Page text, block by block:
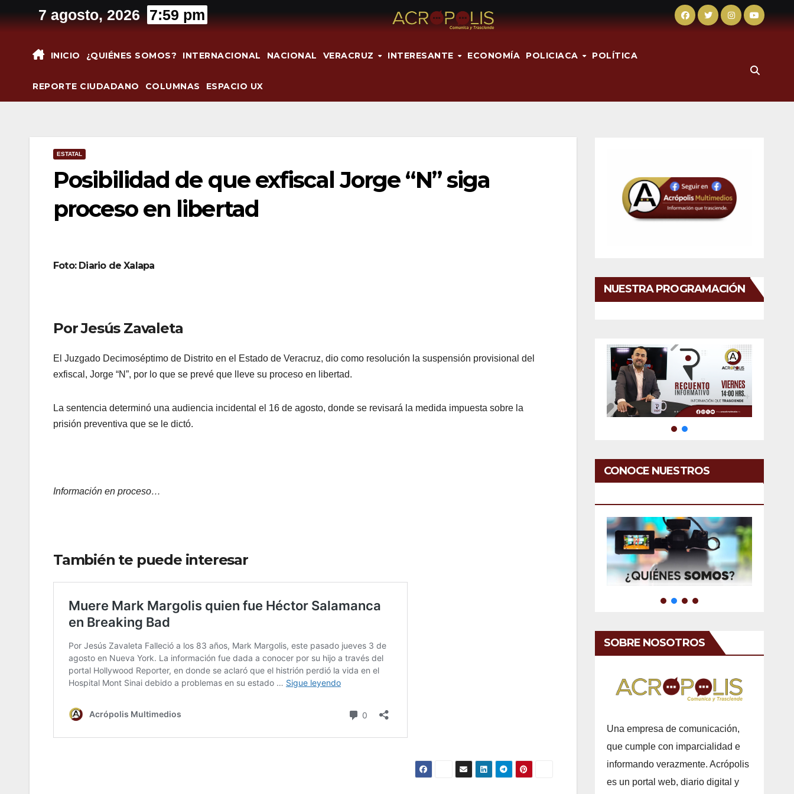
al
7 agosto, 2026 7:59 pm
INICIO ¿QUIÉNES SOMOS? INTERNACIONAL NACIONAL VERACRUZ INTERESANTE ECONOMÍA POLICIACA POLÍTICA
REPORTE CIUDADANO COLUMNAS ESPACIO UX
ESTATAL
Posibilidad de que exfiscal Jorge “N” siga
proceso en libertad
Foto: Diario de Xalapa
Por Jesús Zavaleta
El Juzgado Decimoséptimo de Distrito en el Estado de Veracruz, dio como resolución la suspensión provisional del
exfiscal, Jorge “N”, por lo que se prevé que lleve su proceso en libertad.
La sentencia determinó una audiencia incidental el 16 de agosto, donde se revisará la medida impuesta sobre la
prisión preventiva que se le dictó.
Información en proceso…
También te puede interesar
NUESTRA PROGRAMACIÓN
CONOCE NUESTROS
SOBRE NOSOTROS
Una empresa de comunicación,
que cumple con imparcialidad e
informando verazmente. Acrópolis
es un portal web, diario digital y